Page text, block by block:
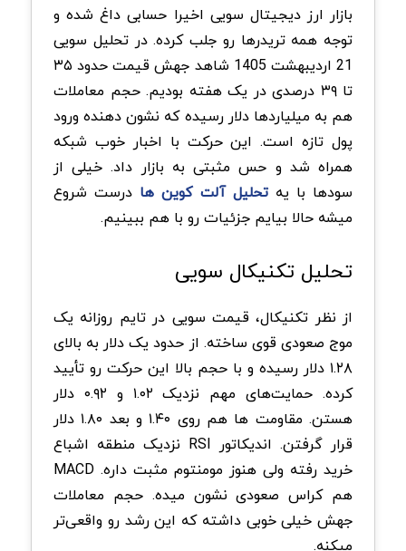
بازار ارز دیجیتال سویی اخیرا حسابی داغ شده و
توجه همه تریدرها رو جلب کرده. در تحلیل سویی
21 اردیبهشت 1405 شاهد جهش قیمت حدود ۳۵
تا ۳۹ درصدی در یک هفته بودیم. حجم معاملات
هم به میلیاردها دلار رسیده که نشون ‌دهنده ورود
پول تازه است. این حرکت با اخبار خوب شبکه
همراه شد و حس مثبتی به بازار داد. خیلی از
سودها با یهتحلیل آلت کوین ها درست شروع
میشه حالا بیایم جزئیات رو با هم ببینیم.
تحلیل تکنیکال سویی
از نظر تکنیکال، قیمت سویی در تایم روزانه یک
موج صعودی قوی ساخته. از حدود یک دلار به بالای
۱.۲۸ دلار رسیده و با حجم بالا این حرکت رو تأیید
کرده. حمایت‌های مهم نزدیک ۱.۰۲ و ۰.۹۲ دلار
هستن. مقاومت ها هم روی ۱.۴۰ و بعد ۱.۸۰ دلار
قرار گرفتن. اندیکاتور RSI نزدیک منطقه اشباع
خرید رفته ولی هنوز مومنتوم مثبت داره. MACD
هم کراس صعودی نشون میده. حجم معاملات
جهش خیلی خوبی داشته که این رشد رو واقعی‌تر
میکنه.